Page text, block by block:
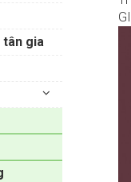
tân gia